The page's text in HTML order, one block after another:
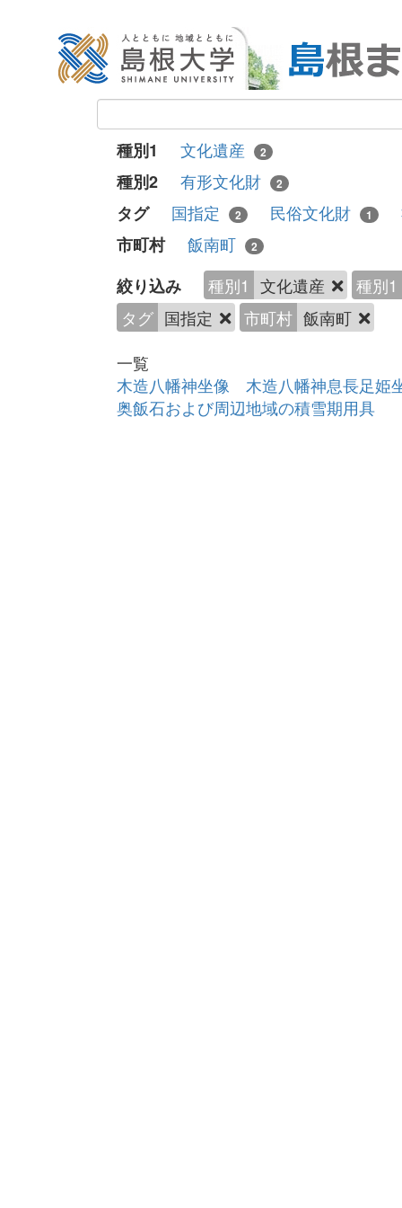
種別1 文化遺産 2
種別2 有形文化財 2
タグ 国指定 2 民俗文化財 1
市町村
飯南町 2
絞り込み 種別1 文化遺産
種別1
タグ 国指定 市町村 飯南町
一覧
木造八幡神坐像 木造八幡神息長足
奥飯石および周辺地域の積雪期用具